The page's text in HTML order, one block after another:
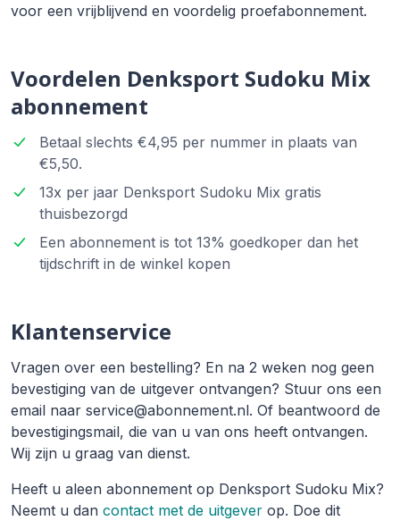
voor een vrijblijvend en voordelig proefabonnement.
Voordelen Denksport Sudoku Mix
abonnement
Betaal slechts €4,95 per nummer in plaats van
€5,50.
13x per jaar Denksport Sudoku Mix gratis
thuisbezorgd
Een abonnement is tot 13% goedkoper dan het
tijdschrift in de winkel kopen
Klantenservice
Vragen over een bestelling? En na 2 weken nog geen
bevestiging van de uitgever ontvangen? Stuur ons een
email naar service@abonnement.nl. Of beantwoord de
bevestigingsmail, die van u van ons heeft ontvangen.
Wij zijn u graag van dienst.
Heeft u aleen abonnement op Denksport Sudoku Mix?
Neemt u dan contact met de uitgever op. Doe dit